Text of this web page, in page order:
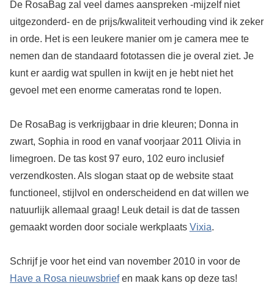
De RosaBag zal veel dames aanspreken -mijzelf niet
uitgezonderd- en de prijs/kwaliteit verhouding vind ik zeker
in orde. Het is een leukere manier om je camera mee te
nemen dan de standaard fototassen die je overal ziet. Je
kunt er aardig wat spullen in kwijt en je hebt niet het
gevoel met een enorme cameratas rond te lopen.
De RosaBag is verkrijgbaar in drie kleuren; Donna in
zwart, Sophia in rood en vanaf voorjaar 2011 Olivia in
limegroen. De tas kost 97 euro, 102 euro inclusief
verzendkosten. Als slogan staat op de website staat
functioneel, stijlvol en onderscheidend en dat willen we
natuurlijk allemaal graag! Leuk detail is dat de tassen
gemaakt worden door sociale werkplaats Vixia.
Schrijf je voor het eind van november 2010 in voor de
Have a Rosa nieuwsbriefen maak kans op deze tas!